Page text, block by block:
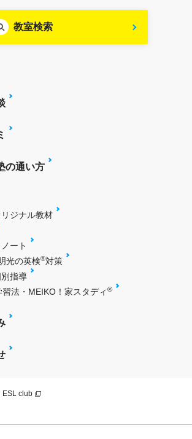
教室検索
の通い方
ジナル教材
ート
光の英検®対策
指導
法・MEIKO！家スタディ ®
ESL club